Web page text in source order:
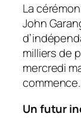
La
John
milliers de
mercredi
commence.
Un futur